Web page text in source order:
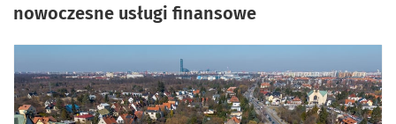
nowoczesne usługi finansowe